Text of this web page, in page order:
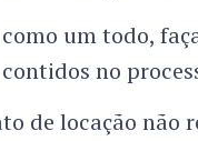
um todo,
no
de locação não